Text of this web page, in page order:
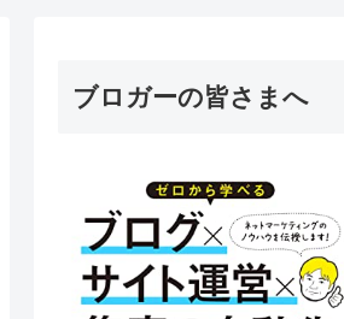
ブロガーの皆さまへ